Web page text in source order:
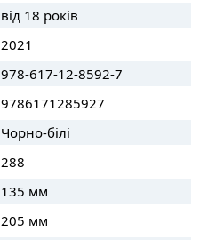
від 18 років
2021
978-617-12-8592-7
9786171285927
Чорно-білі
288
135 мм
205 мм